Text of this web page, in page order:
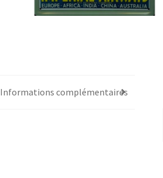
Informations complémentaires